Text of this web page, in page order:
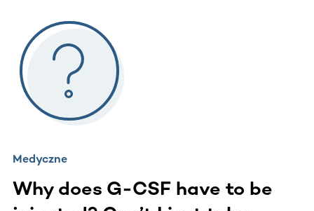
Medyczne
Why does G-CSF have to be